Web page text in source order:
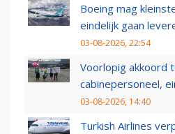
Boeing mag
eindelijk gaan
03-08-2026, 22:54
Voorlopig akkoord
cabinepersoneel,
03-08-2026, 14:40
Turkish Airlines